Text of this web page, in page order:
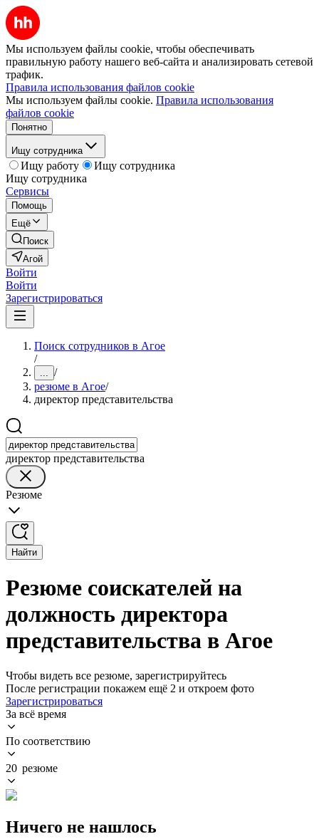
Мы используем файлы cookie, чтобы обеспечивать
правильную работу нашего веб-сайта и анализировать сетевой
трафик.
Правила использования файлов cookie
Мы используем файлы cookie. Правила использования
файлов cookie
Понятно
Ищу сотрудника
Ищу работу
Ищу сотрудника
Ищу сотрудника
Сервисы
Помощь
Ещё
Поиск
Агой
Войти
Войти
Зарегистрироваться
Поиск сотрудников в Агое
/
... /
резюме в Агое/
директор представительства
директор представительства
Резюме
Найти
Резюме соискателей на
должность директора
представительства в Агое
Чтобы видеть все резюме, зарегистрируйтесь
После регистрации покажем ещё 2 и откроем фото
Зарегистрироваться
За всё время
По соответствию
20 резюме
Ничего не нашлось